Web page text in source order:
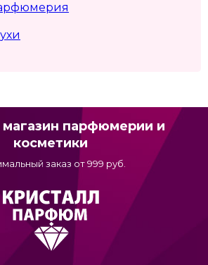
парфюмерии и
косметики
заказ от 999 руб.